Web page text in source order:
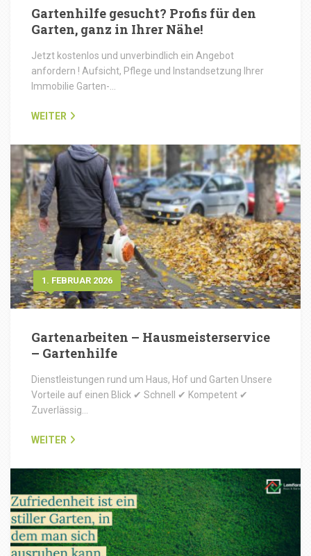
Gartenhilfe gesucht? Profis für den
Garten, ganz in Ihrer Nähe!
Jetzt kostenlos und unverbindlich ein Angebot
anfordern ! Aufsicht, Pflege und Instandsetzung Ihrer
Immobilie Garten-…
WEITER
1. FEBRUAR 2026
Gartenarbeiten – Hausmeisterservice
– Gartenhilfe
Dienstleistungen rund um Haus, Hof und Garten Unsere
Vorteile auf einen Blick ✔ Schnell ✔ Kompetent ✔
Zuverlässig…
WEITER